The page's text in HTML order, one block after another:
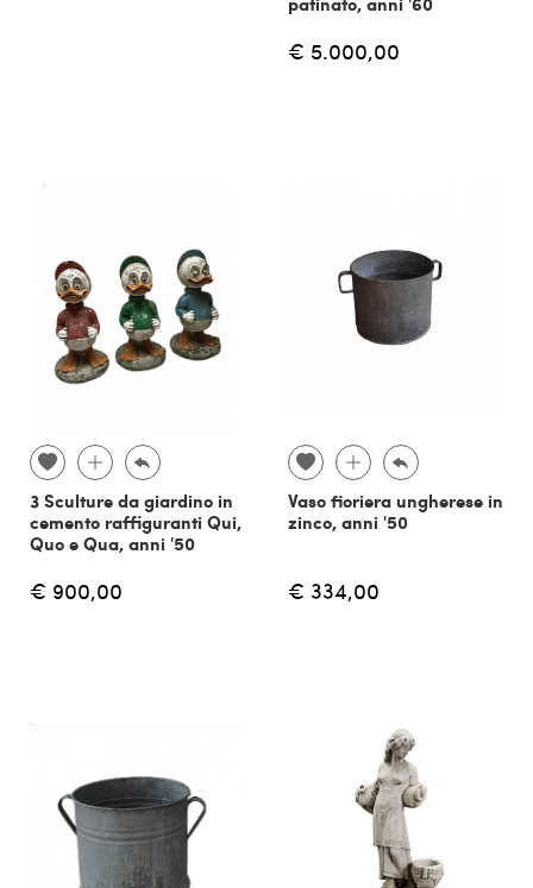
€ 5.000,00
3 Sculture da giardino in
cemento raffiguranti Qui,
Quo e Qua, anni '50
€ 900,00
Vaso fioriera ungherese in
zinco, anni '50
€ 334,00